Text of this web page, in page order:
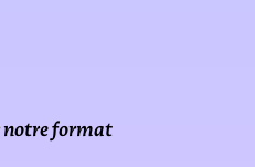
notre format